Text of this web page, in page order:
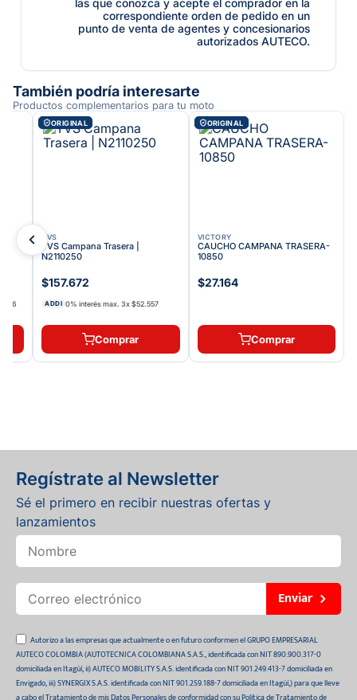
las que conozca y acepte el comprador en la
correspondiente orden de pedido en un
punto de venta de agentes y concesionarios
autorizados AUTECO.
También podría interesarte
Productos complementarios para tu moto
ORIGINAL
TVS
TVS Campana Trasera |
N2110250
$157.672
ADDI 0% interés max.3x$52.557
Comprar
ORIGINAL
VICTORY
CAUCHO CAMPANA TRASERA-
10850
$27.164
Comprar
Regístrate al Newsletter
Sé el primero en recibir nuestras ofertas y
lanzamientos
Enviar
Autorizo a las empresas que actualmente o en futuro conformen el GRUPO EMPRESARIAL
AUTECO COLOMBIA (AUTOTECNICA COLOMBIANA S.A.S., identificada con NIT 890.900.317-0
domiciliada en Itagüí, ii) AUTECO MOBILITY S.A.S. identificada con NIT 901.249.413-7 domiciliada en
Envigado, iii) SYNERGIX S.A.S. identificada con NIT 901.259.188-7 domiciliada en Itagüí,) para que lleve